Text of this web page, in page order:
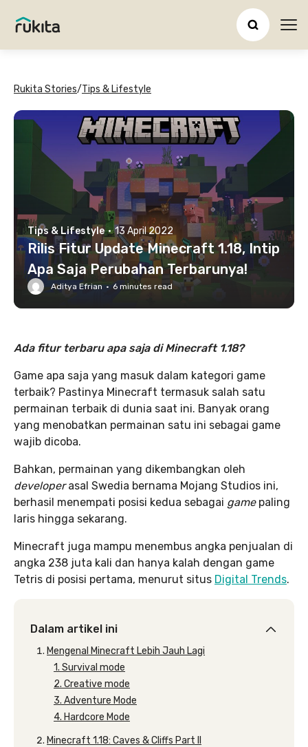
Rukita Stories/Tips & Lifestyle
Tips & Lifestyle · 13 April 2022
Rilis Fitur Update Minecraft 1.18, Intip
Apa Saja Perubahan Terbarunya!
Aditya Efrian · 6 minutes read
Ada fitur terbaru apa saja di Minecraft 1.18?
Game apa saja yang masuk dalam kategori game
terbaik? Pastinya Minecraft termasuk salah satu
permainan terbaik di dunia saat ini. Banyak orang
yang menobatkan permainan satu ini sebagai game
wajib dicoba.
Bahkan, permainan yang dikembangkan oleh
developerasal Swedia bernama Mojang Studios ini,
berhasil menempati posisi kedua sebagai gamepaling
laris hingga sekarang.
Minecraft juga mampu menembus angka penjualan di
angka 238 juta kali dan hanya kalah dengan game
Tetris di posisi pertama, menurut situs Digital Trends.
Dalam artikel ini
Mengenal Minecraft Lebih Jauh Lagi
1. Survival mode
2. Creative mode
3. Adventure Mode
4. Hardcore Mode
Minecraft 1.18: Caves & Cliffs Part II